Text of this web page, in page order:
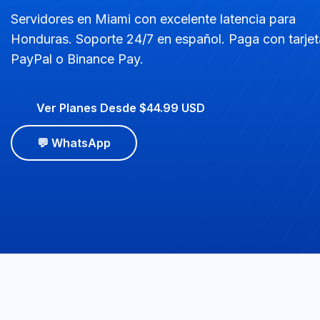
Servidores en Miami con excelente latencia para
Honduras. Soporte 24/7 en español. Paga con
PayPal o Binance Pay.
Ver Planes Desde $44.99 USD
💬 WhatsApp